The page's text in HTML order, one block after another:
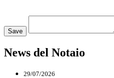
Save
News del Notaio
29/07/2026